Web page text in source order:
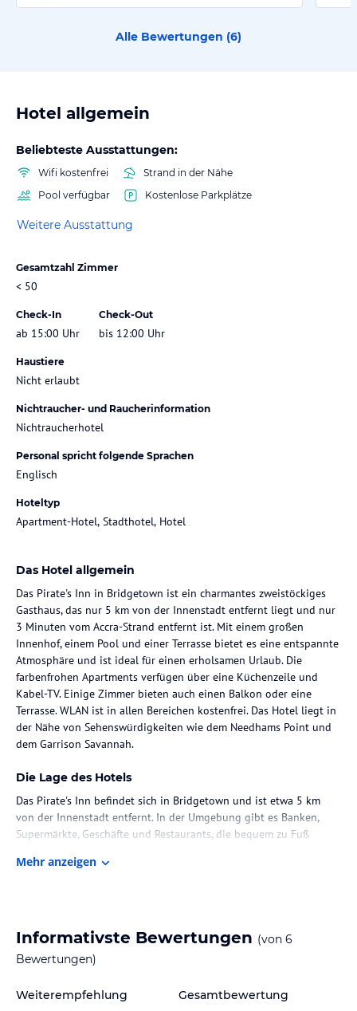
Alle Bewertungen (6)
Hotel allgemein
Beliebteste Ausstattungen:
Wifi kostenfrei
Strand in der Nähe
Pool verfügbar
Kostenlose Parkplätze
Weitere Ausstattung
Gesamtzahl Zimmer
< 50
Check-In
ab 15:00 Uhr
Check-Out
bis 12:00 Uhr
Haustiere
Nicht erlaubt
Nichtraucher- und Raucherinformation
Nichtraucherhotel
Personal spricht folgende Sprachen
Englisch
Hoteltyp
Apartment-Hotel, Stadthotel, Hotel
Das Hotel allgemein
Das Pirate's Inn in Bridgetown ist ein charmantes zweistöckiges
Gasthaus, das nur 5 km von der Innenstadt entfernt liegt und nur
3 Minuten vom Accra-Strand entfernt ist. Mit einem großen
Innenhof, einem Pool und einer Terrasse bietet es eine entspannte
Atmosphäre und ist ideal für einen erholsamen Urlaub. Die
farbenfrohen Apartments verfügen über eine Küchenzeile und
Kabel-TV. Einige Zimmer bieten auch einen Balkon oder eine
Terrasse. WLAN ist in allen Bereichen kostenfrei. Das Hotel liegt in
der Nähe von Sehenswürdigkeiten wie dem Needhams Point und
dem Garrison Savannah.
Die Lage des Hotels
Das Pirate's Inn befindet sich in Bridgetown und ist etwa 5 km
von der Innenstadt entfernt. In der Umgebung gibt es Banken,
Supermärkte, Geschäfte und Restaurants, die bequem zu Fuß
des Hotels bietet eine gute Anbindung an öffentliche
besuchen.
Zimmer / Unterbringung im Hotel
Das Pirate's Inn verfügt über 21 Studios und 22 Doppelzimmer, die
Mehr anzeigen
Informativste Bewertungen (von 6
Bewertungen)
Weiterempfehlung Gesamtbewertung